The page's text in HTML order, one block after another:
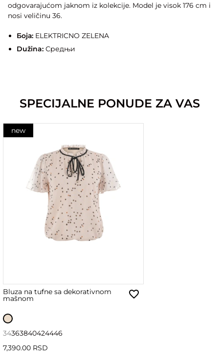
odgovarajućom jaknom iz kolekcije. Model je visok 176 cm i
nosi veličinu 36.
Боја:ELEKTRICNO ZELENA
Dužina:Средњи
SPECIJALNE PONUDE ZA VAS
new
Bluza na tufne sa dekorativnom
mašnom
34363840424446
7,390.00 RSD